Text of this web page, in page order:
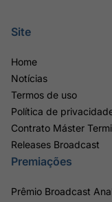
Site
Home
Notícias
Termos de uso
Política de
Contrato Máster
Releases Broadcast
Premiações
Prêmio Broadcast